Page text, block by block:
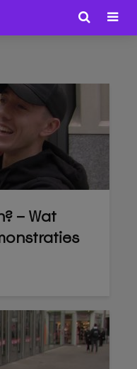
– Wat